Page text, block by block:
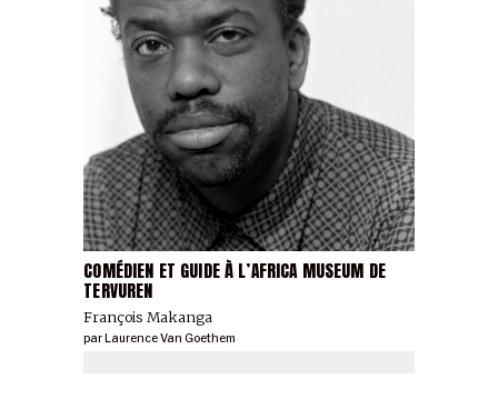
COMÉDIEN ET GUIDE À L’AFRICA MUSEUM DE
TERVUREN
François Makanga
par Laurence Van Goethem